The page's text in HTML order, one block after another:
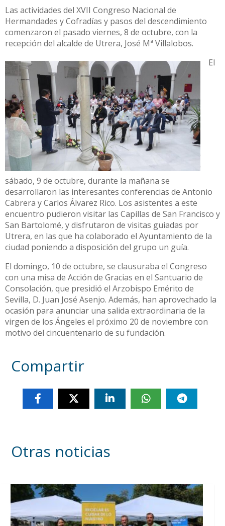
Las actividades del XVII Congreso Nacional de
Hermandades y Cofradías y pasos del descendimiento
comenzaron el pasado viernes, 8 de octubre, con la
recepción del alcalde de Utrera, José Mª Villalobos.
El
sábado, 9 de octubre, durante la mañana se
desarrollaron las interesantes conferencias de Antonio
Cabrera y Carlos Álvarez Rico. Los asistentes a este
encuentro pudieron visitar las Capillas de San Francisco y
San Bartolomé, y disfrutaron de visitas guiadas por
Utrera, en las que ha colaborado el Ayuntamiento de la
ciudad poniendo a disposición del grupo un guía.
El domingo, 10 de octubre, se clausuraba el Congreso
con una misa de Acción de Gracias en el Santuario de
Consolación, que presidió el Arzobispo Emérito de
Sevilla, D. Juan José Asenjo. Además, han aprovechado la
ocasión para anunciar una salida extraordinaria de la
virgen de los Ángeles el próximo 20 de noviembre con
motivo del cincuentenario de su fundación.
Compartir
Otras noticias